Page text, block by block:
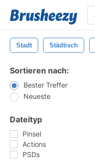
Stadt Städtisch
Sortieren nach:
Bester Treffer
Neueste
Dateityp
Pinsel
Actions
PSDs